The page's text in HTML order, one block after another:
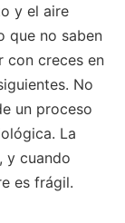
y el aire
que no saben
con creces en
No
un proceso
La
y cuando
es frágil.